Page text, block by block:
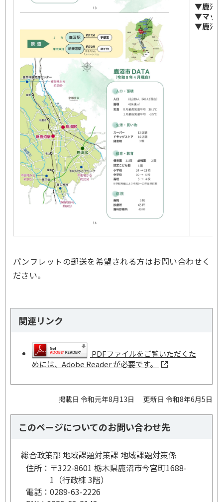
▼鹿沼
▼マッ
▼鹿沼
パンフレットの郵送を希望される方はお問い合わせく
ださい。
関連リンク
PDFファイルをご覧いただくた
めには、Adobe Reader が必要です。
掲載日 令和元年8月13日 更新日 令和8年6月5日
このページについてのお問い合わせ先
総合政策部 地域課題対策課 地域課題対策係
住所： 〒322-8601 栃木県鹿沼市今宮町1688-
1（行政棟 3階）
電話： 0289-63-2226